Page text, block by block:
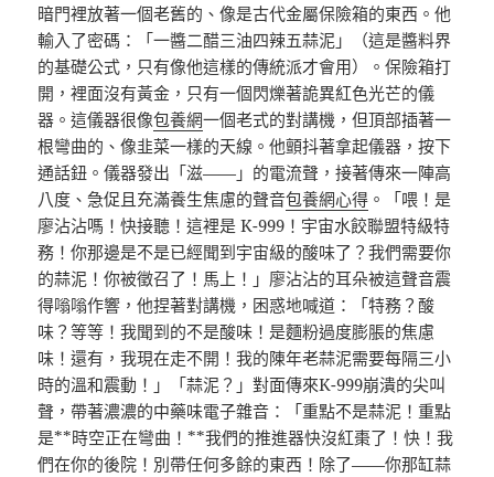
暗門裡放著一個老舊的、像是古代金屬保險箱的東西。他
輸入了密碼：「一醬二醋三油四辣五蒜泥」（這是醬料界
的基礎公式，只有像他這樣的傳統派才會用）。保險箱打
開，裡面沒有黃金，只有一個閃爍著詭異紅色光芒的儀
器。這儀器很像包養網一個老式的對講機，但頂部插著一
根彎曲的、像韭菜一樣的天線。他顫抖著拿起儀器，按下
通話鈕。儀器發出「滋——」的電流聲，接著傳來一陣高
八度、急促且充滿養生焦慮的聲音包養網心得 。「喂！是
廖沾沾嗎！快接聽！這裡是 K-999！宇宙水餃聯盟特級特
務！你那邊是不是已經聞到宇宙級的酸味了？我們需要你
的蒜泥！你被徵召了！馬上！」廖沾沾的耳朵被這聲音震
得嗡嗡作響，他捏著對講機，困惑地喊道：「特務？酸
味？等等！我聞到的不是酸味！是麵粉過度膨脹的焦慮
味！還有，我現在走不開！我的陳年老蒜泥需要每隔三小
時的溫和震動！」「蒜泥？」對面傳來K-999崩潰的尖叫
聲，帶著濃濃的中藥味電子雜音：「重點不是蒜泥！重點
是**時空正在彎曲！**我們的推進器快沒紅棗了！快！我
們在你的後院！別帶任何多餘的東西！除了——你那缸蒜